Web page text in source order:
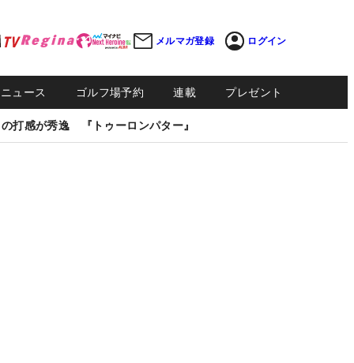
メルマガ登録 ログイン
ュース ゴルフ場予約 連載 プレゼント
打感が秀逸 『トゥーロンパター』